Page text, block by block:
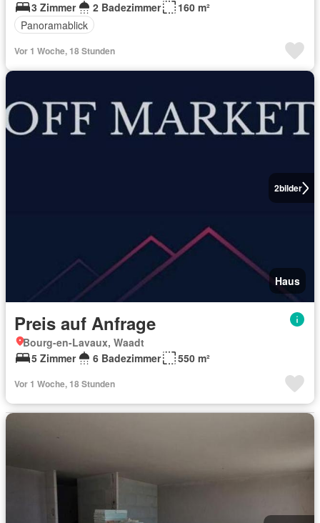
3 Zimmer
2 Badezimmer
160 m²
Panoramablick
Vor 1 Woche, 18 Stunden
2bilder
Haus
Preis auf Anfrage
Bourg-en-Lavaux, Waadt
5 Zimmer
6 Badezimmer 550 m²
Vor 1 Woche, 18 Stunden